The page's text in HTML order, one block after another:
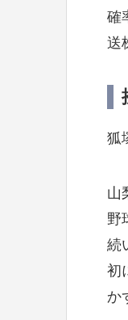
確
送
狐
山
野
続
初
か